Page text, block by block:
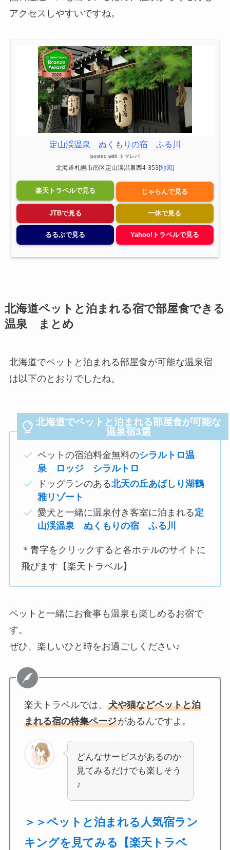
アクセスしやすいですね。
定山渓温泉 ぬくもりの宿 ふる川
posted with トマレバ
北海道札幌市南区定山渓温泉西4-353 [地図]
楽天トラベルで見る じゃらんで見る
JTBで見る 一休で見る
るるぶで見る Yahoo!トラベルで見る
北海道ペットと泊まれる宿で部屋食できる
温泉 まとめ
北海道でペットと泊まれる部屋食が可能な温泉宿
は以下のとおりでしたね。
北海道でペットと泊まれる部屋食が可能な
温泉宿3選
ペットの宿泊料金無料のシラルトロ温
泉 ロッジ シラルトロ
ドッグランのある北天の丘あばしり湖鶴
雅リゾート
愛犬と一緒に温泉付き客室に泊まれる定
山渓温泉 ぬくもりの宿 ふる川
＊青字をクリックすると各ホテルのサイトに
飛びます【楽天トラベル】
ペットと一緒にお食事も温泉も楽しめるお宿で
す。
ぜひ、楽しいひと時をお過ごしください♪
楽天トラベルでは、 犬や猫などペットと泊
まれる宿の特集ページがあるんですよ。
どんなサービスがあるのか
見てみるだけでも楽しそう
♪
＞＞ペットと泊まれる人気宿ラン
キングを見てみる【楽天トラベ